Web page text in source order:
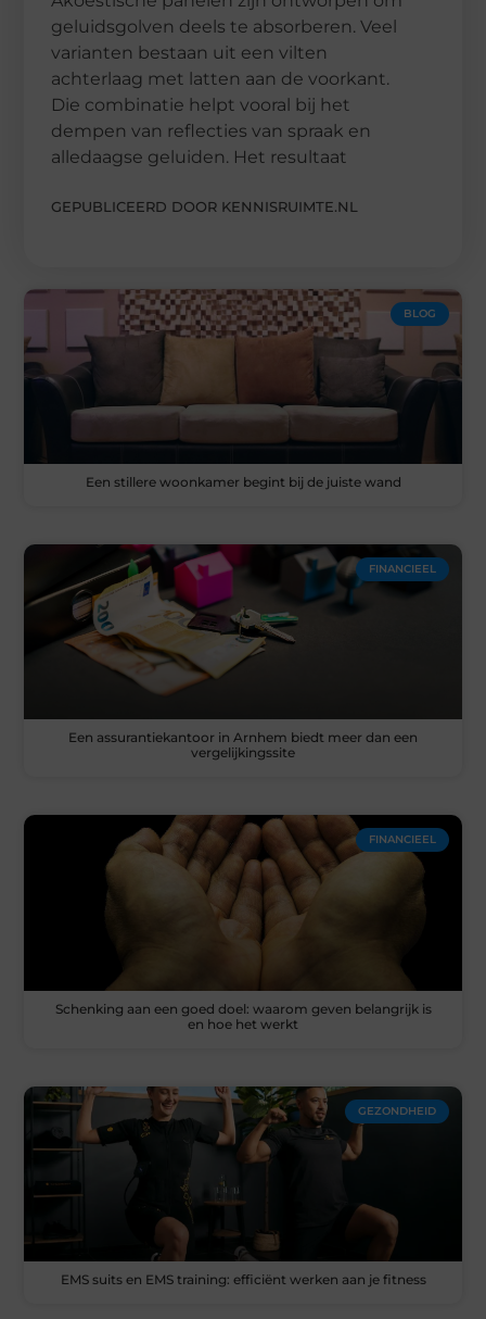
geluidsgolven deels te absorberen. Veel
varianten bestaan uit een vilten
achterlaag met latten aan de voorkant.
Die combinatie helpt vooral bij het
dempen van reflecties van spraak en
alledaagse geluiden. Het resultaat
GEPUBLICEERD DOOR KENNISRUIMTE.NL
BLOG
Een stillere woonkamer begint bij de juiste wand
FINANCIEEL
Een assurantiekantoor in Arnhem biedt meer dan een
vergelijkingssite
FINANCIEEL
Schenking aan een goed doel: waarom geven belangrijk is
en hoe het werkt
GEZONDHEID
EMS suits en EMS training: efficiënt werken aan je fitness